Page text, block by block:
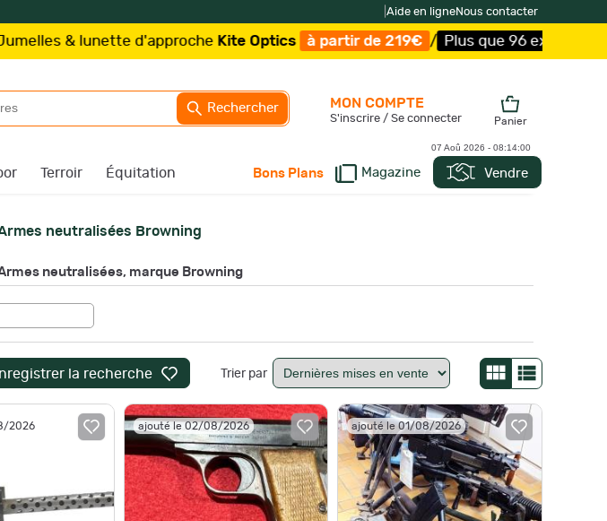
Aide en ligneNous contacter
lunette d'approcheKite Optics à partir de 219€ / Plus que 96 exemplaires !
Rechercher
Terroir Équitation Bons Plans Magazine Vendre
MON COMPTE
S'inscrire / Se connecter Panier
07 Aoû 2026 - 08:14:00
neutralisées Browning
neutralisées, marque Browning
la recherche Trier par
2026 ajouté le 02/08/2026 ajouté le 01/08/2026